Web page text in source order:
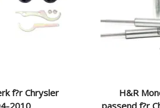
f?r Chrysler
H&R